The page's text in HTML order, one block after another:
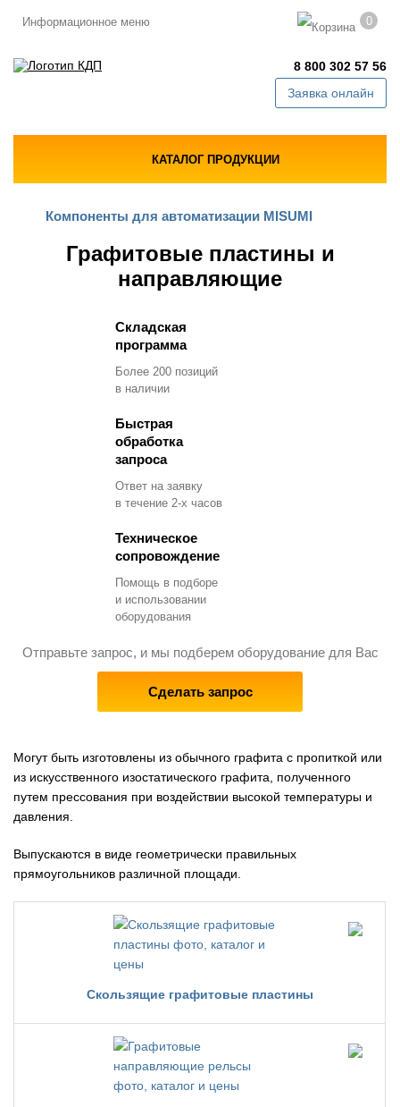
Информационное меню 0
8 800 302 57 56
Заявка онлайн
КАТАЛОГ ПРОДУКЦИИ
Компоненты для автоматизации MISUMI
Графитовые пластины и
направляющие
Складская
программа
Более 200 позиций
в наличии
Быстрая
обработка
запроса
Ответ на заявку
в течение 2-х часов
Техническое
сопровождение
Помощь в подборе
и использовании
оборудования
Отправьте запрос, и мы подберем оборудование для Вас
Сделать запрос
Могут быть изготовлены из обычного графита с пропиткой или
из искусственного изостатического графита, полученного
путем прессования при воздействии высокой температуры и
давления.
Выпускаются в виде геометрически правильных
прямоугольников различной площади.
Скользящие графитовые пластины